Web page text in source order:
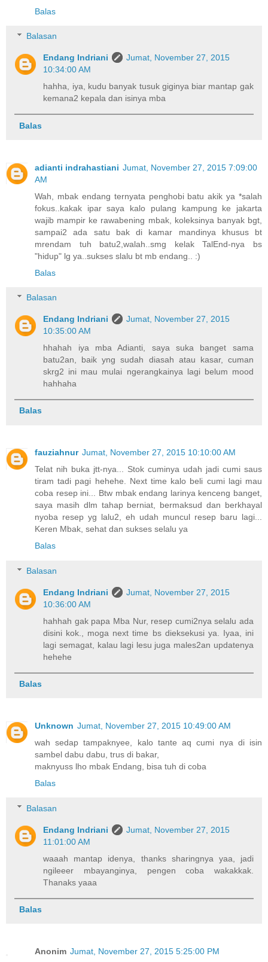
Balas
Balasan
Endang Indriani
Jumat, November 27, 2015
10:34:00 AM
hahha, iya, kudu banyak tusuk giginya biar mantap gak
kemana2 kepala dan isinya mba
Balas
adianti indrahastiani Jumat, November 27, 2015 7:09:00
AM
Wah, mbak endang ternyata penghobi batu akik ya *salah
fokus..kakak ipar saya kalo pulang kampung ke jakarta
wajib mampir ke rawabening mbak, koleksinya banyak bgt,
sampai2 ada satu bak di kamar mandinya khusus bt
mrendam tuh batu2,walah..smg kelak TalEnd-nya bs
"hidup" lg ya..sukses slalu bt mb endang.. :)
Balas
Balasan
Endang Indriani
Jumat, November 27, 2015
10:35:00 AM
hhahah iya mba Adianti, saya suka banget sama
batu2an, baik yng sudah diasah atau kasar, cuman
skrg2 ini mau mulai ngerangkainya lagi belum mood
hahhaha
Balas
fauziahnur Jumat, November 27, 2015 10:10:00 AM
Telat nih buka jtt-nya... Stok cuminya udah jadi cumi saus
tiram tadi pagi hehehe. Next time kalo beli cumi lagi mau
coba resep ini... Btw mbak endang larinya kenceng banget,
saya masih dlm tahap berniat, bermaksud dan berkhayal
nyoba resep yg lalu2, eh udah muncul resep baru lagi...
Keren Mbak, sehat dan sukses selalu ya
Balas
Balasan
Endang Indriani
Jumat, November 27, 2015
10:36:00 AM
hahhah gak papa Mba Nur, resep cumi2nya selalu ada
disini kok., moga next time bs dieksekusi ya. Iyaa, ini
lagi semagat, kalau lagi lesu juga males2an updatenya
hehehe
Balas
Unknown Jumat, November 27, 2015 10:49:00 AM
wah sedap tampaknyee, kalo tante aq cumi nya di isin
sambel dabu dabu, trus di bakar,
maknyuss lho mbak Endang, bisa tuh di coba
Balas
Balasan
Endang Indriani
Jumat, November 27, 2015
11:01:00 AM
waaah mantap idenya, thanks sharingnya yaa, jadi
ngileeer mbayanginya, pengen coba wakakkak.
Thanaks yaaa
Balas
Anonim Jumat, November 27, 2015 5:25:00 PM